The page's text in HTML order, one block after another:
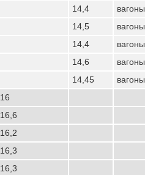
14,4
вагоны
14,5
вагоны
14,4
вагоны
14,6
вагоны
14,45 вагоны
16
16,6
16,2
16,3
16,3